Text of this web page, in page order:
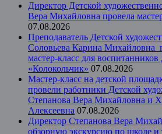
Директор Детской
Вера Михайловна провела
07.08.2026
Преподаватель Детской
Соловьева Карина Михайловна
мастер-класс для воспитанников
«Колокольчик» 07.08.2026
Мастер-класс на детской
провели работники Детской
Степанова Вера Михайловна и
Алексеевна 07.08.2026
Директор Степанова Вера
обзорную экскурсию по школе и